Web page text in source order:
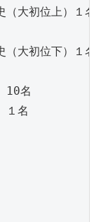
初位上）１名
初位下）１名
名
名